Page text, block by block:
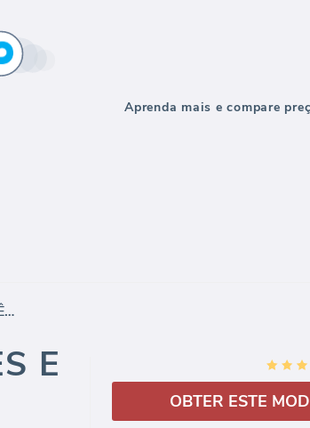
Aprenda mais e compare
GOOGLE ANALYTICS FONTES E REFERÊNCIAS
E
OBTER ESTE